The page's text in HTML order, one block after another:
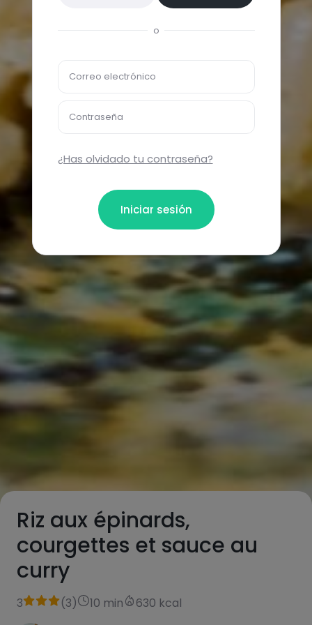
Riz aux épinards,
courgettes et sauce au
curry
3 (3) 10 min 630 kcal
o
Correo electrónico
Contraseña
¿Has olvidado tu contraseña?
Iniciar sesión